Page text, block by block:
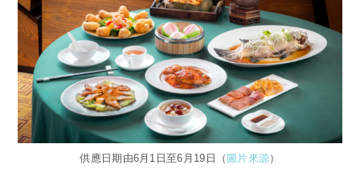
供應日期由6月1日至6月19日（ 圖片來源）